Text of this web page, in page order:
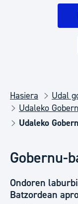
Hasiera
Udal
Udaleko
Udaleko
Gobernu-
Ondoren
Batzordean